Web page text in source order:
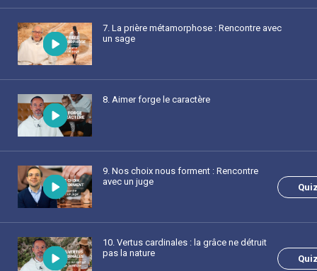
7. La prière métamorphose : Rencontre avec
un sage
8. Aimer forge le caractère
9. Nos choix nous forment : Rencontre
avec un juge
10. Vertus cardinales : la grâce ne détruit
pas la nature